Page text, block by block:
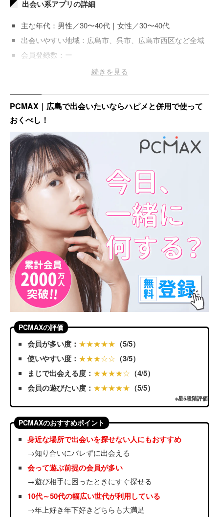
出会い系アプリの詳細
主な年代：男性／30〜40代｜女性／30〜40代
出会いやすい地域：広島市、呉市、広島市西区など全域
会員登録数：ー
登録料金：男性／3,400円～｜女性／無料
続きを見る
PCMAX｜広島で出会いたいならハピメと併用で使って
おくべし！
PCMAXの評価
会員が多い度： ★★★★★ （5/5）
使いやすい度： ★★★☆☆ （3/5）
まじで出会える度： ★★★★☆ （4/5）
会員の遊びたい度： ★★★★★ （5/5）
※星5段階評価
PCMAXのおすすめポイント
身近な場所で出会いを探せない人にもおすすめ
→知り合いにバレずに出会える
会って遊ぶ前提の会員が多い
→遊び相手に困ったときにすぐ探せる
10代～50代の幅広い世代が利用している
→年上好き年下好きどちらも大満足